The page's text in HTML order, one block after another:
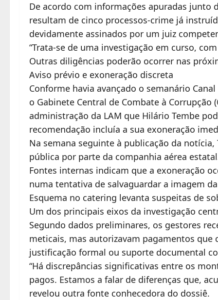
De acordo com informações apuradas junto
resultam de cinco processos-crime já
devidamente assinados por um juiz
“Trata-se de uma investigação em curso,
Outras diligências poderão ocorrer nas
Aviso prévio e exoneração discreta
Conforme havia avançado o semanário
o Gabinete Central de Combate à Corrupção
administração da LAM que Hilário Tembe
recomendação incluía a sua exoneração
Na semana seguinte à publicação da
pública por parte da companhia aérea
Fontes internas indicam que a exoneração
numa tentativa de salvaguardar a imagem
Esquema no catering levanta suspeitas de
Um dos principais eixos da investigação
Segundo dados preliminares, os gestores
meticais, mas autorizavam pagamentos
justificação formal ou suporte documental
“Há discrepâncias significativas entre os
pagos. Estamos a falar de diferenças que,
revelou outra fonte conhecedora do dossiê.